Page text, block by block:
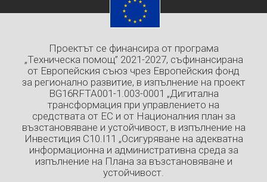
Проектът се финансира от програма
„Техническа помощ” 2021-2027, съфинансирана
от Европейския съюз чрез Европейския фонд
за регионално развитие, в изпълнение на проект
BG16RFTA001-1.003-0001 „Дигитална
трансформация при управлението на
средствата от ЕС и от Националния план за
възстановяване и устойчивост, в изпълнение на
Инвестиция C10.I11 „Осигуряване на адекватна
информационна и административна среда за
изпълнение на Плана за възстановяване и
устойчивост.